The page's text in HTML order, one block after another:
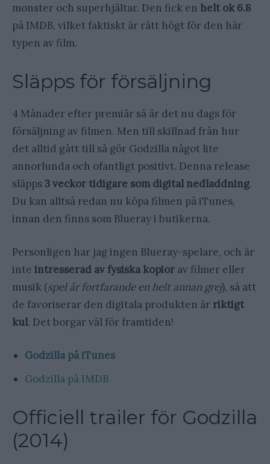
monster och superhjältar. Den fick en helt ok 6.8
på IMDB, vilket faktiskt är rätt högt för den här
typen av film.
Släpps för försäljning
4 Månader efter premiär så är det nu dags för
försäljning av filmen. Men till skillnad från hur
det alltid gått till så gör Godzilla något lite
annorlunda och ofantligt positivt. Denna release
släpps3 veckor tidigare som digital nedladdning.
Du kan alltså redan nu köpa filmen på iTunes,
innan den finns som Blueray i butikerna.
Personligen har jag ingen Blueray-spelare, och är
inte intresserad av fysiska kopiorav filmer eller
musik (spel är fortfarande en helt annan grej), så att
de favoriserar den digitala produkten är riktigt
kul. Det borgar väl för framtiden!
Godzilla på iTunes
Godzilla på IMDB
Officiell trailer för Godzilla
(2014)